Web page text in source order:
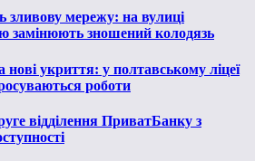
зливову мережу: на вулиці
замінюють зношений колодязь
нові укриття: у полтавському ліцеї
роботи
відділення ПриватБанку з